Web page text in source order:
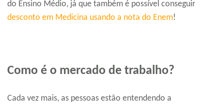
do Ensino Médio, já que também é possível conseguir
desconto em Medicina usando a nota do Enem!
Como é o mercado de trabalho?
Cada vez mais, as pessoas estão entendendo a